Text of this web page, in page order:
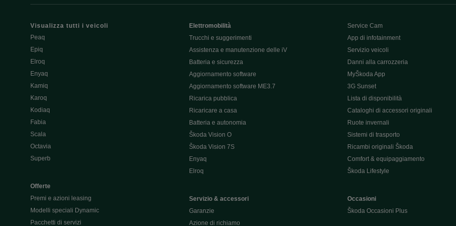
Visualizza tutti i veicoli
Peaq
Epiq
Elroq
Enyaq
Kamiq
Karoq
Kodiaq
Fabia
Scala
Octavia
Superb
Offerte
Premi e azioni leasing
Modelli speciali Dynamic
Pacchetti di servizi
Elettromobilità
Trucchi e suggerimenti
Assistenza e manutenzione delle iV
Batteria e sicurezza
Aggiornamento software
Aggiornamento software ME3.7
Ricarica pubblica
Ricaricare a casa
Batteria e autonomia
Škoda Vision O
Škoda Vision 7S
Enyaq
Elroq
Servizio & accessori
Garanzie
Azione di richiamo
Service Cam
App di infotainment
Servizio veicoli
Danni alla carrozzeria
MyŠkoda App
3G Sunset
Lista di disponibilità
Cataloghi di accessori originali
Ruote invernali
Sistemi di trasporto
Ricambi originali Škoda
Comfort & equipaggiamento
Škoda Lifestyle
Occasioni
Škoda Occasioni Plus